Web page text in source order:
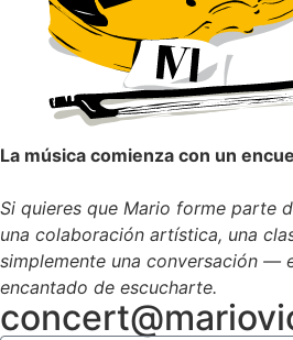
La música comienza con un
Si quieres que Mario forme parte
una colaboración artística, una
simplemente una conversación —
encantado de escucharte.